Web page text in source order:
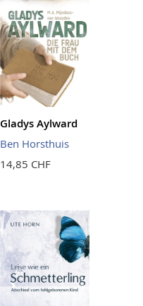
Gladys Aylward
Ben Horsthuis
14,85 CHF